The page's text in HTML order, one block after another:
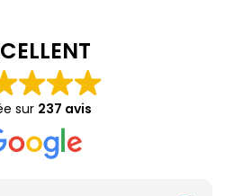
sur 237 avis